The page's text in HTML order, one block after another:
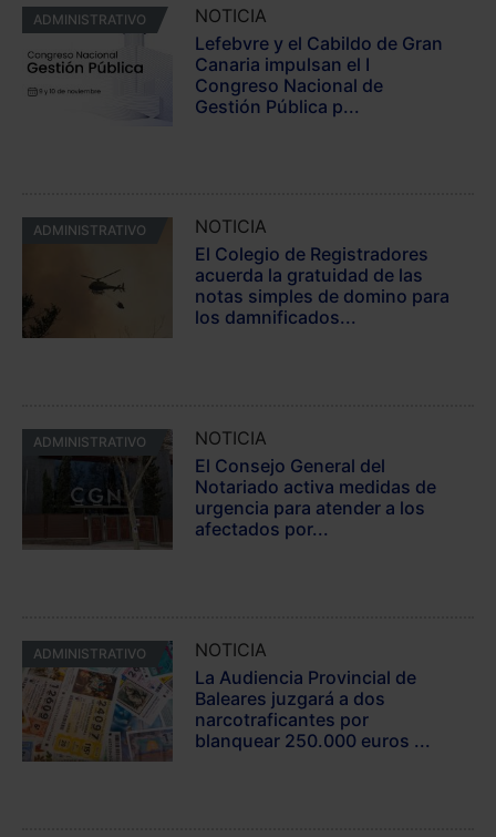
ADMINISTRATIVO
NOTICIA
Lefebvre y el Cabildo de Gran
Canaria impulsan el I
Congreso Nacional de
Gestión Pública p...
ADMINISTRATIVO
NOTICIA
El Colegio de Registradores
acuerda la gratuidad de las
notas simples de domino para
los damnificados...
ADMINISTRATIVO
NOTICIA
El Consejo General del
Notariado activa medidas de
urgencia para atender a los
afectados por...
ADMINISTRATIVO
NOTICIA
La Audiencia Provincial de
Baleares juzgará a dos
narcotraficantes por
blanquear 250.000 euros ...